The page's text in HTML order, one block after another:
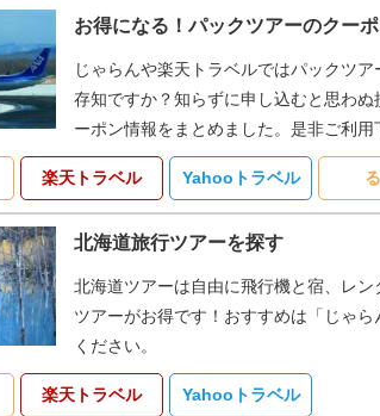
お得になる！パックツアーのクー
じゃらんや楽天トラベルではパックツ
存知ですか？知らずに申し込むと思わ
ーポン情報をまとめました。是非ご利用
楽天トラベル Yahooトラベル
北海道旅行ツアーを探す
北海道ツアーは自由に飛行機と宿、レ
ツアーがお得です！おすすめは「じゃ
ください。
楽天トラベル Yahooトラベル